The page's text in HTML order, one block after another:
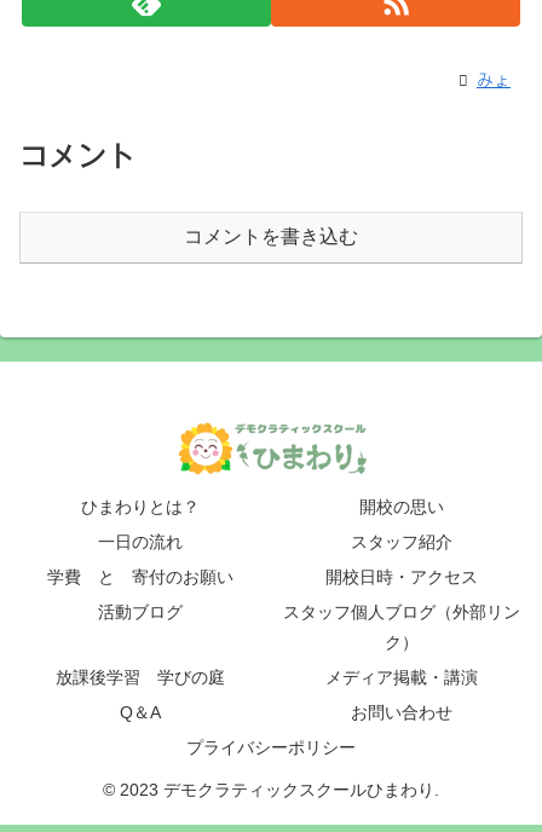
みょ
コメント
コメントを書き込む
ひまわりとは？
開校の思い
一日の流れ
スタッフ紹介
学費 と 寄付のお願い
開校日時・アクセス
活動ブログ
スタッフ個人ブログ（外部リン
ク）
放課後学習 学びの庭
メディア掲載・講演
Q＆A
お問い合わせ
プライバシーポリシー
© 2023 デモクラティックスクールひまわり.